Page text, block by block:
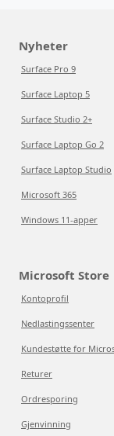
Nyheter
Surface Pro 9
Surface Laptop 5
Surface Studio 2+
Surface Laptop Go 2
Surface Laptop Studio
Microsoft 365
Windows 11-apper
Microsoft Store
Kontoprofil
Nedlastingssenter
Kundestøtte for
Returer
Ordresporing
Gjenvinning